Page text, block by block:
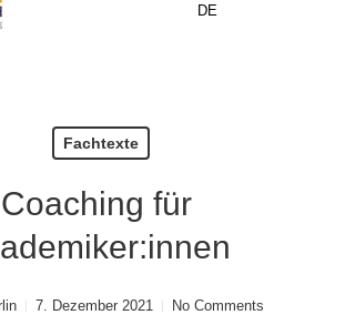
DE
Fachtexte
Coaching für
7. Dezember 2021 No Comments